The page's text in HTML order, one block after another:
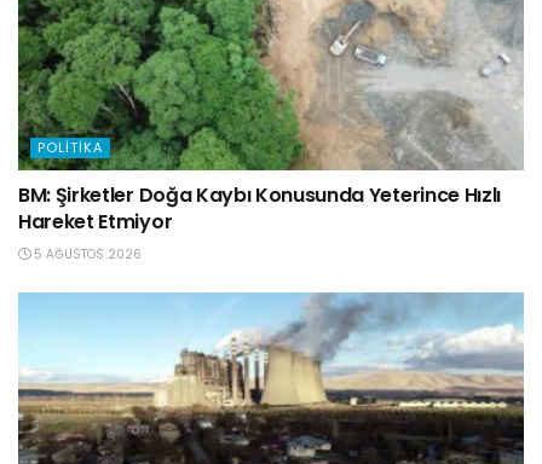
POLITIKA
BM: Şirketler Doğa Kaybı Konusunda Yeterince Hızlı
Hareket Etmiyor
5 AĞUSTOS 2026